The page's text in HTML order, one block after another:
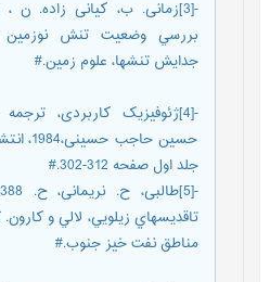
بررسي وضعيت تنش نوزمين
جدایش تنش‎ها، علوم زمین.#
-[4]ژئوفیزیک کاربردی،
حسین حاجب
جلد اول صفحه 312-302.#
تاقديسهاي زيلويي، لالي و
مناطق نفت خيز جنوب.#